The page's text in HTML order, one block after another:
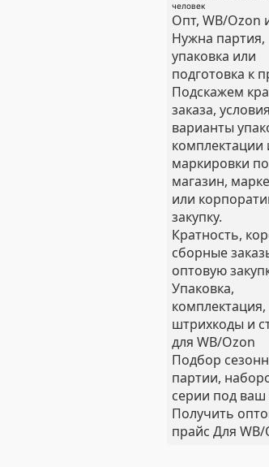
человек
Опт, WB/Ozon
Нужна партия,
упаковка или
подготовка к
Подскажем
заказа,
варианты
комплектации
маркировки
магазин,
или
закупку.
Кратность,
сборные
оптовую
Упаковка,
комплектация,
штрихкоды и
для WB/Ozon
Подбор
партии,
серии под
Получить
прайс Для WB/